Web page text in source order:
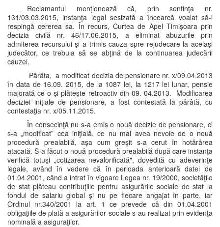
Reclamantul menționează că, prin sentinţa nr.
131/03.03.2015, instanţa legal sesizată a încearcă voalat să-i
respingă cererea sa. În recurs, Curtea de Apel Timişoara prin
decizia civilă nr. 46/17.06.2015, a eliminat abuzurile prin
admiterea recursului şi a trimis cauza spre rejudecare la acelaşi
judecător, ce trebuia să se abţină de la continuarea judecării
cauzei.
Pârâta, a modificat decizia de pensionare nr. x/09.04.2013
în data de 16.09. 2015, de la 1087 lei, la 1217 lei lunar, pensie
majorată ce o şi plăteşte retroactiv din 09. 04.2013. Modificarea
deciziei iniţiale de pensionare, a fost contestată la pârâtă, cu
contestaţia nr. x/05.11.2015.
În consecinţă nu s-a emis o nouă decizie de pensionare, ci
s-a „modificat” cea iniţială, ce nu mai avea nevoie de o nouă
procedură prealabilă, aşa cum greşit s-a cerut în hotărârea
atacată. S-a făcut o nouă procedură prealabilă după care instanţa
verifică totuşi „cotizarea nevalorificată", dovedită cu adeverinţe
legale, având în vedere că în perioada anterioară datei de
01.04.2001, când a intrat în vigoare Legea nr. 19/2000, societăţile
de stat plăteau contribuţiile pentru asigurările sociale de stat la
fondul de salariu global şi nu pe fiecare angajat în parte, iar
Ordinul nr.340/2001 la art. 1 ce prevede că din 01.04.2001
obligaţiile de plată a asigurărilor sociale s-au realizat prin evidenţa
nominală a asiguraţilor.